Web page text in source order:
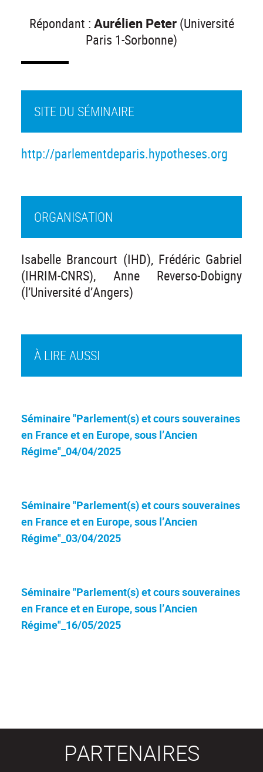
Répondant : Aurélien Peter(Université
Paris 1-Sorbonne)
À LIRE AUSSI
Séminaire "Parlement(s) et cours souveraines
en France et en Europe, sous l’Ancien
Régime"_04/04/2025
Séminaire "Parlement(s) et cours souveraines
en France et en Europe, sous l’Ancien
Régime"_03/04/2025
Séminaire "Parlement(s) et cours souveraines
en France et en Europe, sous l’Ancien
Régime"_16/05/2025
SITE DU SÉMINAIRE
http://parlementdeparis.hypotheses.org
ORGANISATION
Isabelle Brancourt (IHD), Frédéric Gabriel
(IHRIM-CNRS), Anne Reverso-Dobigny
(l’Université d’Angers)
PARTENAIRES